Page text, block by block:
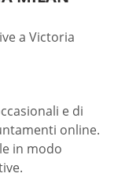
a Victoria
e di
online.
in modo